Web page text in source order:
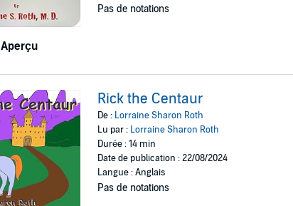
Aperçu
Pas de notations
Rick the Centaur
De : Lorraine Sharon Roth
Lu par : Lorraine Sharon Roth
Durée : 14 min
Date de publication : 22/08/2024
Langue : Anglais
Pas de notations